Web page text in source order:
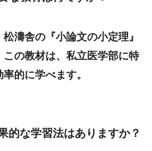
濤舎の『小論文の小定理』
の教材は、私立医学部に特
的に学べます。
的な学習法はありますか？